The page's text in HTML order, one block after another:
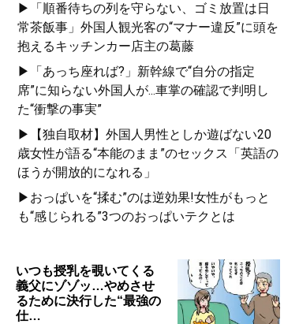
▶「順番待ちの列を守らない、ゴミ放置は日
常茶飯事」外国人観光客の“マナー違反”に頭を
抱えるキッチンカー店主の葛藤
▶「あっち座れば?」新幹線で“自分の指定
席”に知らない外国人が...車掌の確認で判明し
た“衝撃の事実”
▶【独自取材】外国人男性としか遊ばない20
歳女性が語る“本能のまま”のセックス「英語の
ほうが開放的になれる」
▶おっぱいを“揉む”のは逆効果!女性がもっと
も“感じられる”3つのおっぱいテクとは
いつも授乳を覗いてくる
義父にゾゾッ…やめさせ
るために決行した“最強の
仕…